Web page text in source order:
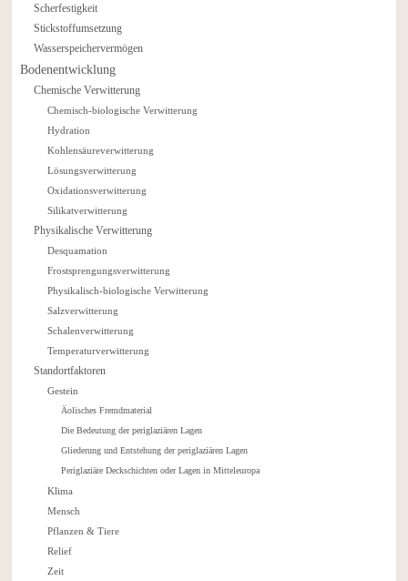
Scherfestigkeit
Stickstoffumsetzung
Wasserspeichervermögen
Bodenentwicklung
Chemische Verwitterung
Chemisch-biologische Verwitterung
Hydration
Kohlensäureverwitterung
Lösungsverwitterung
Oxidationsverwitterung
Silikatverwitterung
Physikalische Verwitterung
Desquamation
Frostsprengungsverwitterung
Physikalisch-biologische Verwitterung
Salzverwitterung
Schalenverwitterung
Temperaturverwitterung
Standortfaktoren
Gestein
Äolisches Fremdmaterial
Die Bedeutung der periglaziären Lagen
Gliederung und Entstehung der periglaziären Lagen
Periglaziäre Deckschichten oder Lagen in Mitteleuropa
Klima
Mensch
Pflanzen & Tiere
Relief
Zeit